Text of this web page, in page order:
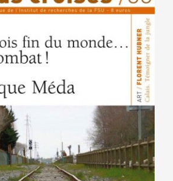
Les
être
choisies
la
page
du
produit